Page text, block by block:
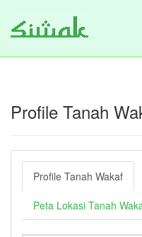
Profile Tanah
Profile Tanah Wakaf
Peta Lokasi Tanah